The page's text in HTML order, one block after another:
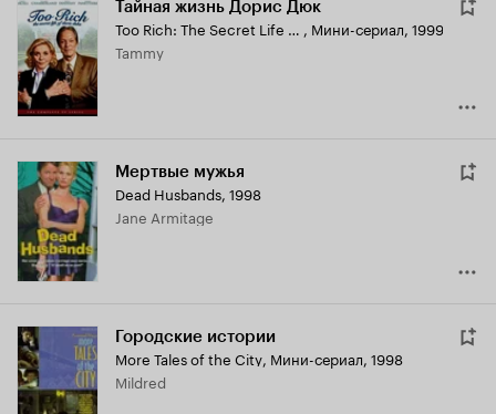
Тайная жизнь Дорис Дюк
Too Rich: The Secret Life of Doris Duke , Мини-сериал, 1999
Tammy
Мертвые мужья
Dead Husbands, 1998
Jane Armitage
Городские истории
More Tales of the City, Мини-сериал, 1998
Mildred